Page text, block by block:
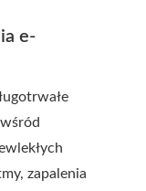
e-
zapalenia